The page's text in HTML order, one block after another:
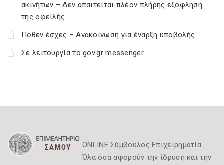
ακινήτων – Δεν απαιτείται πλέον πλήρης εξόφληση
της οφειλής
Πόθεν έσχες – Ανακοίνωση για έναρξη υποβολής
Σε λειτουργία το gov.gr messenger
ONLINE Σύμβουλος Επιχειρηματία
Όλα όσα αφορούν την ίδρυση και την